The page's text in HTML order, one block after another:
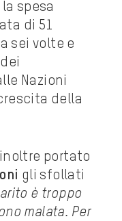
spesa
di 51
sei volte e
Nazioni
della
portato
gli sfollati
è troppo
malata. Per